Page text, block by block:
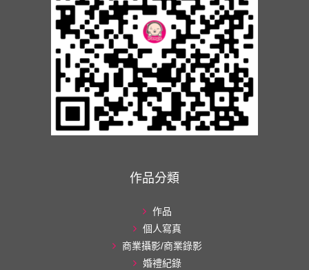
作品分類
作品
個人寫真
商業攝影/商業錄影
婚禮紀錄